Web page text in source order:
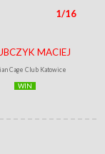
1/16
MACIEJ
Cage Club Katowice
WIN